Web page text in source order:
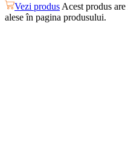
Vezi produs Acest produs
alese în pagina produsului.